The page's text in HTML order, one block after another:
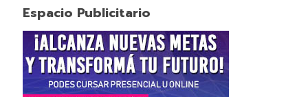
Espacio Publicitario